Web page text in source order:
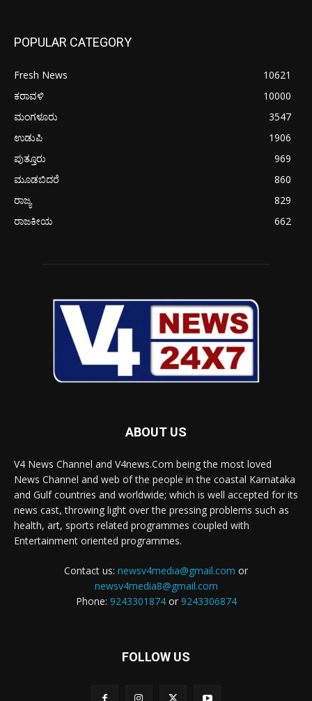
POPULAR CATEGORY
Fresh News
10621
ಕರಾವಳಿ
10000
ಮಂಗಳೂರು
3547
ಉಡುಪಿ
1906
ಪುತ್ತೂರು
969
ಮೂಡಬಿದರೆ
860
ರಾಜ್ಯ
829
ರಾಜಕೀಯ
662
ABOUT US
V4 News Channel and V4news.Com being the most loved
News Channel and web of the people in the coastal Karnataka
and Gulf countries and worldwide; which is well accepted for its
news cast, throwing light over the pressing problems such as
health, art, sports related programmes coupled with
Entertainment oriented programmes.
Contact us: newsv4media@gmail.com or
newsv4media8@gmail.com
Phone: 9243301874or 9243306874
FOLLOW US